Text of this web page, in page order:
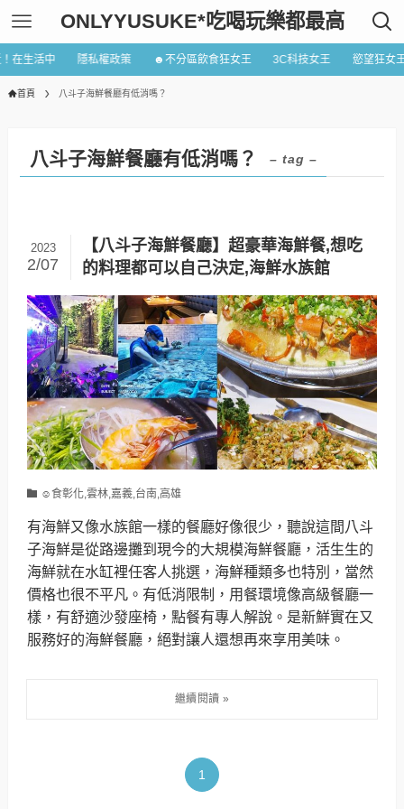
ONLYYUSUKE*吃喝玩樂都最高
在生活中 隱私權政策 ☻不分區飲食狂女王 3C科技女王 慾望狂女
首頁 八斗子海鮮餐廳有低消嗎？
八斗子海鮮餐廳有低消嗎？ – tag –
【八斗子海鮮餐廳】超豪華海鮮餐,想吃
的料理都可以自己決定,海鮮水族館
2023
2/07
☺食彰化,雲林,嘉義,台南,高雄
有海鮮又像水族館一樣的餐廳好像很少，聽說這間八斗
子海鮮是從路邊攤到現今的大規模海鮮餐廳，活生生的
海鮮就在水缸裡任客人挑選，海鮮種類多也特別，當然
價格也很不平凡。有低消限制，用餐環境像高級餐廳一
樣，有舒適沙發座椅，點餐有專人解說。是新鮮實在又
服務好的海鮮餐廳，絕對讓人還想再來享用美味。
1